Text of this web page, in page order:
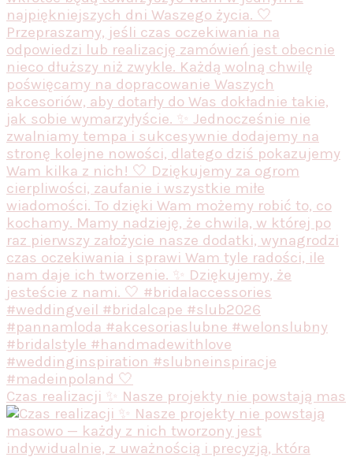
Czas realizacji ✨ Nasze projekty nie powstają mas